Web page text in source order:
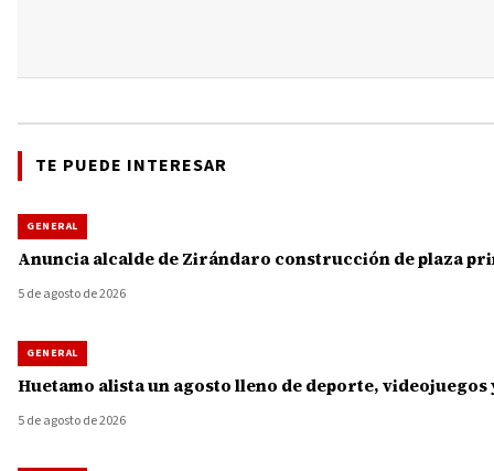
TE PUEDE INTERESAR
GENERAL
Anuncia alcalde de Zirándaro construcción de plaza
5 de agosto de 2026
GENERAL
Huetamo alista un agosto lleno de deporte,
5 de agosto de 2026